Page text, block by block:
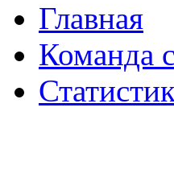
Главная
Команда